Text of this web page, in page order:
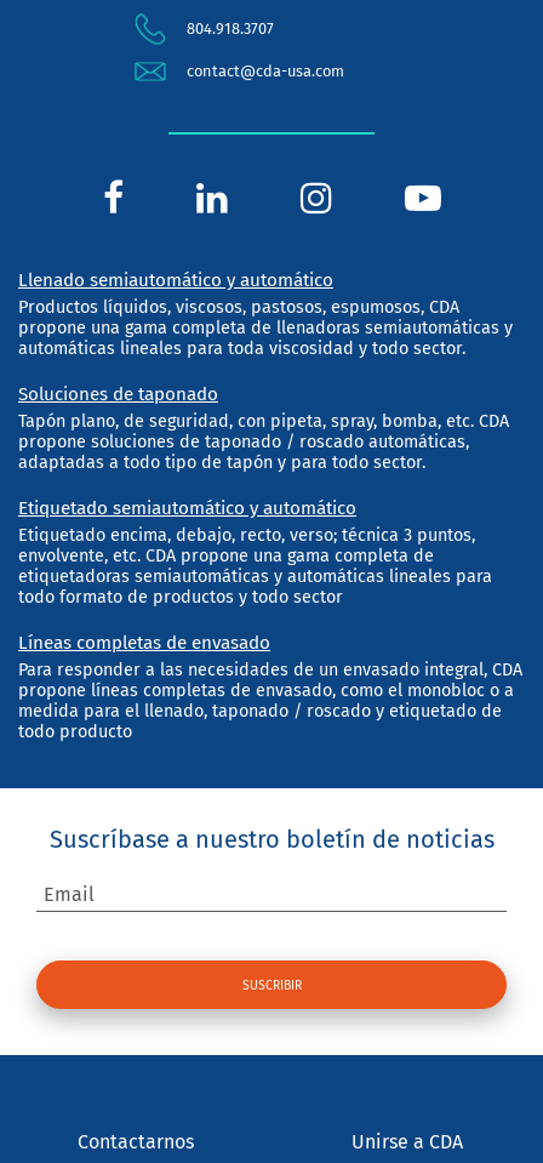
804.918.3707
contact@cda-usa.com
Llenado semiautomático y automático
Productos líquidos, viscosos, pastosos, espumosos, CDA
propone una gama completa de llenadoras semiautomáticas y
automáticas lineales para toda viscosidad y todo sector.
Soluciones de taponado
Tapón plano, de seguridad, con pipeta, spray, bomba, etc. CDA
propone soluciones de taponado / roscado automáticas,
adaptadas a todo tipo de tapón y para todo sector.
Etiquetado semiautomático y automático
Etiquetado encima, debajo, recto, verso; técnica 3 puntos,
envolvente, etc. CDA propone una gama completa de
etiquetadoras semiautomáticas y automáticas lineales para
todo formato de productos y todo sector
Líneas completas de envasado
Para responder a las necesidades de un envasado integral, CDA
propone líneas completas de envasado, como el monobloc o a
medida para el llenado, taponado / roscado y etiquetado de
todo producto
Suscríbase a nuestro boletín de noticias
Email
Contactarnos Unirse a CDA